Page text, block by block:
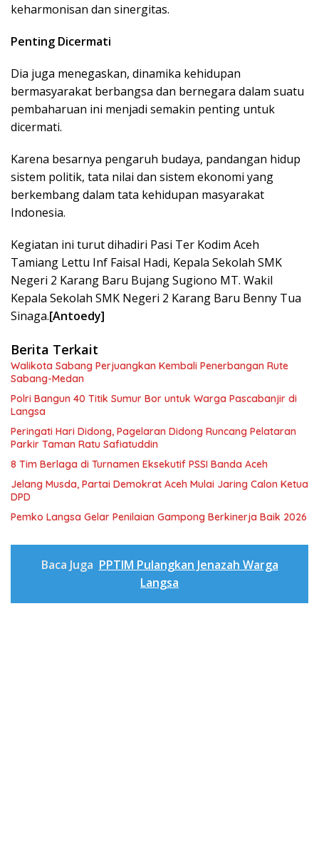
keharmonisan dan sinergitas.
Penting Dicermati
Dia juga menegaskan, dinamika kehidupan
bermasyarakat berbangsa dan bernegara dalam suatu
pembaharuan ini menjadi semakin penting untuk
dicermati.
Karena besarnya pengaruh budaya, pandangan hidup
sistem politik, tata nilai dan sistem ekonomi yang
berkembang dalam tata kehidupan masyarakat
Indonesia.
Kegiatan ini turut dihadiri Pasi Ter Kodim Aceh
Tamiang Lettu Inf Faisal Hadi, Kepala Sekolah SMK
Negeri 2 Karang Baru Bujang Sugiono MT. Wakil
Kepala Sekolah SMK Negeri 2 Karang Baru Benny Tua
Sinaga.[Antoedy]
Berita Terkait
Walikota Sabang Perjuangkan Kembali Penerbangan Rute
Sabang-Medan
Polri Bangun 40 Titik Sumur Bor untuk Warga Pascabanjir di
Langsa
Peringati Hari Didong, Pagelaran Didong Runcang Pelataran
Parkir Taman Ratu Safiatuddin
8 Tim Berlaga di Turnamen Eksekutif PSSI Banda Aceh
Jelang Musda, Partai Demokrat Aceh Mulai Jaring Calon Ketua
DPD
Pemko Langsa Gelar Penilaian Gampong Berkinerja Baik 2026
Baca Juga PPTIM Pulangkan Jenazah Warga
Langsa